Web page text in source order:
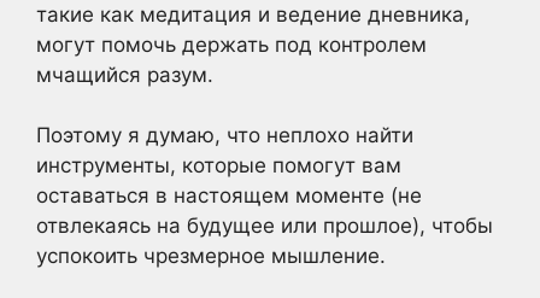
такие как медитация и ведение дневника,
могут помочь держать под контролем
мчащийся разум.
Поэтому я думаю, что неплохо найти
инструменты, которые помогут вам
оставаться в настоящем моменте (не
отвлекаясь на будущее или прошлое), чтобы
успокоить чрезмерное мышление.